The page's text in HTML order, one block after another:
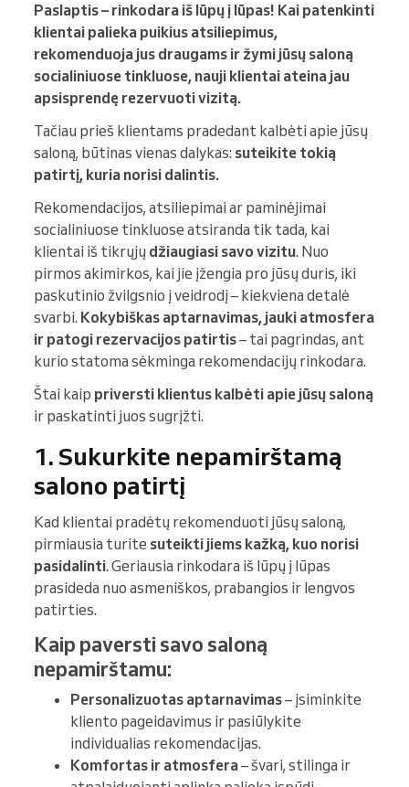
Paslaptis – rinkodara iš lūpų į lūpas! Kai patenkinti
klientai palieka puikius atsiliepimus,
rekomenduoja jus draugams ir žymi jūsų saloną
socialiniuose tinkluose, nauji klientai ateina jau
apsisprendę rezervuoti vizitą.
Tačiau prieš klientams pradedant kalbėti apie jūsų
saloną, būtinas vienas dalykas: suteikite tokią
patirtį, kuria norisi dalintis.
Rekomendacijos, atsiliepimai ar paminėjimai
socialiniuose tinkluose atsiranda tik tada, kai
klientai iš tikrųjų džiaugiasi savo vizitu. Nuo
pirmos akimirkos, kai jie įžengia pro jūsų duris, iki
paskutinio žvilgsnio į veidrodį – kiekviena detalė
svarbi. Kokybiškas aptarnavimas, jauki atmosfera
ir patogi rezervacijos patirtis– tai pagrindas, ant
kurio statoma sėkminga rekomendacijų rinkodara.
Štai kaip priversti klientus kalbėti apie jūsų saloną
ir paskatinti juos sugrįžti.
1. Sukurkite nepamirštamą
salono patirtį
Kad klientai pradėtų rekomenduoti jūsų saloną,
pirmiausia turite suteikti jiems kažką, kuo norisi
pasidalinti. Geriausia rinkodara iš lūpų į lūpas
prasideda nuo asmeniškos, prabangios ir lengvos
patirties.
Kaip paversti savo saloną
nepamirštamu:
Personalizuotas aptarnavimas– įsiminkite
kliento pageidavimus ir pasiūlykite
individualias rekomendacijas.
Komfortas ir atmosfera– švari, stilinga ir